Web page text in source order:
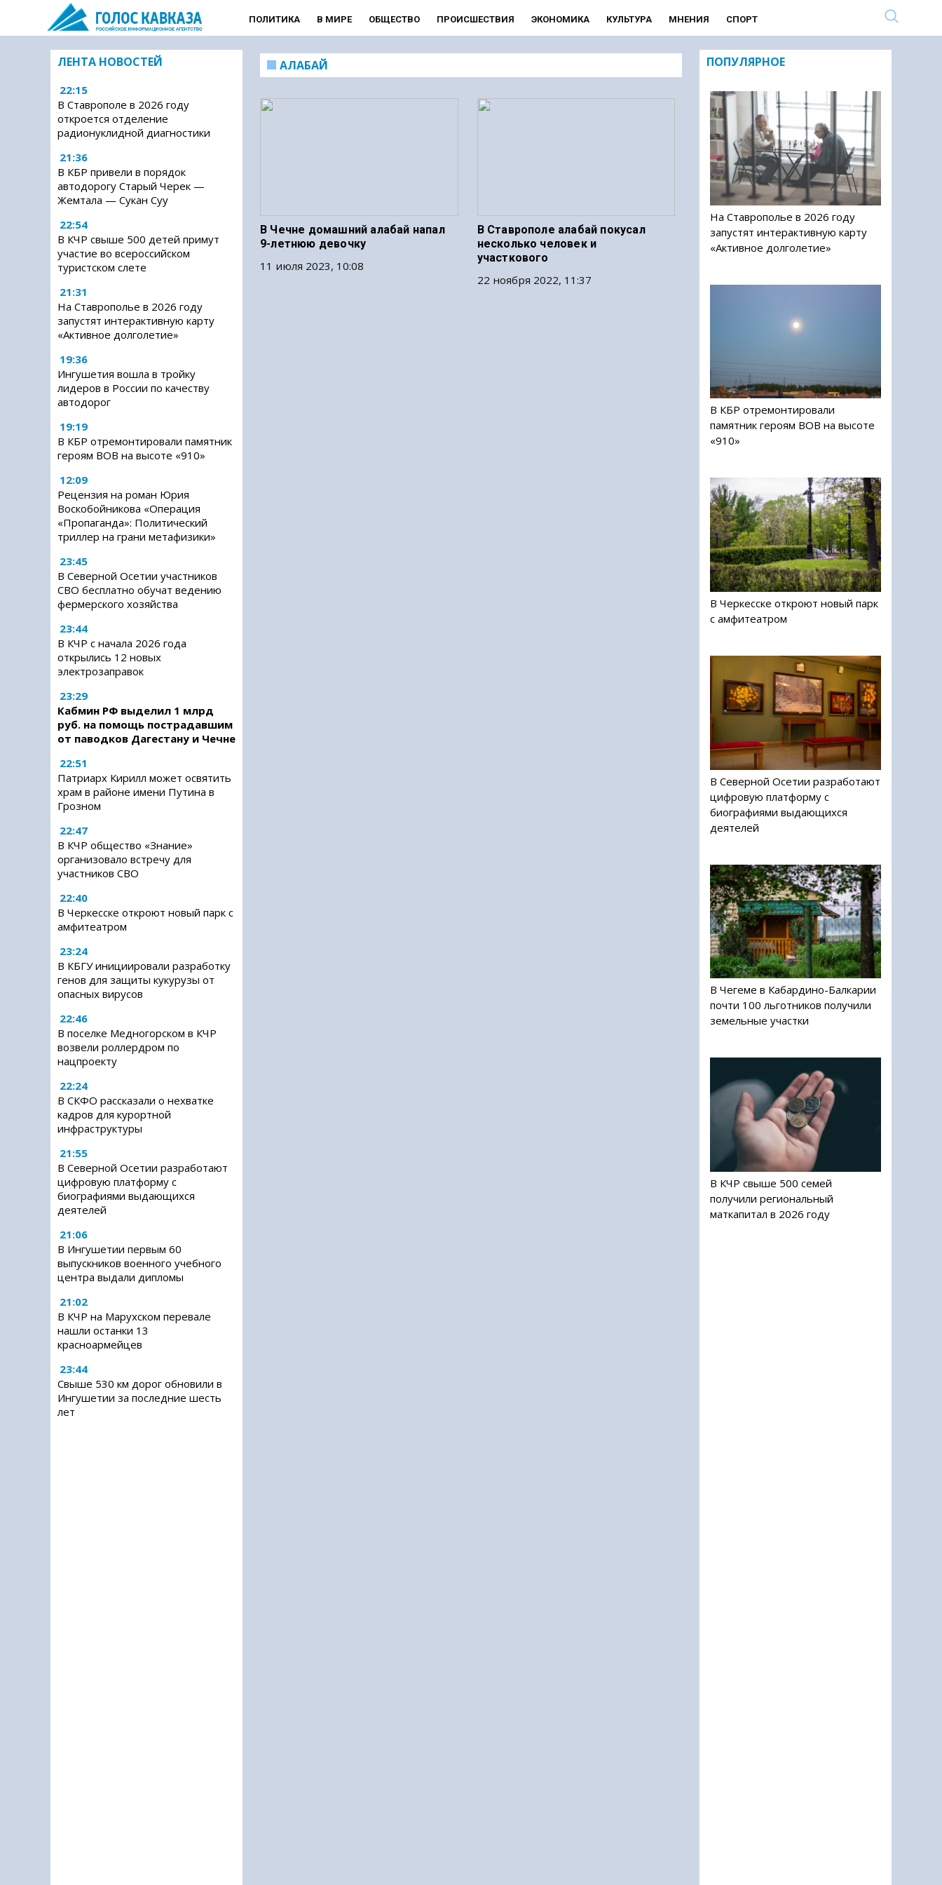
ПОЛИТИКА В МИРЕ ОБЩЕСТВО ПРОИСШЕСТВИЯ ЭКОНОМИКА КУЛЬТУРА МНЕНИЯ СПОРТ
ЛЕНТА НОВОСТЕЙ
22:15
В Ставрополе в 2026 году
откроется отделение
радионуклидной диагностики
21:36
В КБР привели в порядок
автодорогу Старый Черек —
Жемтала — Сукан Суу
22:54
В КЧР свыше 500 детей примут
участие во всероссийском
туристском слете
21:31
На Ставрополье в 2026 году
запустят интерактивную карту
«Активное долголетие»
19:36
Ингушетия вошла в тройку
лидеров в России по качеству
автодорог
19:19
В КБР отремонтировали памятник
героям ВОВ на высоте «910»
12:09
Рецензия на роман Юрия
Воскобойникова «Операция
«Пропаганда»: Политический
триллер на грани метафизики»
23:45
В Северной Осетии участников
СВО бесплатно обучат ведению
фермерского хозяйства
23:44
В КЧР с начала 2026 года
открылись 12 новых
электрозаправок
23:29
Кабмин РФ выделил 1 млрд
руб. на помощь пострадавшим
от паводков Дагестану и Чечне
22:51
Патриарх Кирилл может освятить
храм в районе имени Путина в
Грозном
22:47
В КЧР общество «Знание»
организовало встречу для
участников СВО
22:40
В Черкесске откроют новый парк с
амфитеатром
23:24
В КБГУ инициировали разработку
генов для защиты кукурузы от
опасных вирусов
22:46
В поселке Медногорском в КЧР
возвели роллердром по
нацпроекту
22:24
В СКФО рассказали о нехватке
кадров для курортной
инфраструктуры
21:55
В Северной Осетии разработают
цифровую платформу с
биографиями выдающихся
деятелей
21:06
В Ингушетии первым 60
выпускников военного учебного
центра выдали дипломы
21:02
В КЧР на Марухском перевале
нашли останки 13
красноармейцев
23:44
Свыше 530 км дорог обновили в
Ингушетии за последние шесть
лет
АЛАБАЙ
В Чечне домашний алабай напал
9-летнюю девочку
11 июля 2023, 10:08
В Ставрополе алабай покусал
несколько человек и
участкового
22 ноября 2022, 11:37
ПОПУЛЯРНОЕ
На Ставрополье в 2026 году
запустят интерактивную карту
«Активное долголетие»
В КБР отремонтировали
памятник героям ВОВ на высоте
«910»
В Черкесске откроют новый парк
с амфитеатром
В Северной Осетии разработают
цифровую платформу с
биографиями выдающихся
деятелей
В Чегеме в Кабардино-Балкарии
почти 100 льготников получили
земельные участки
В КЧР свыше 500 семей
получили региональный
маткапитал в 2026 году